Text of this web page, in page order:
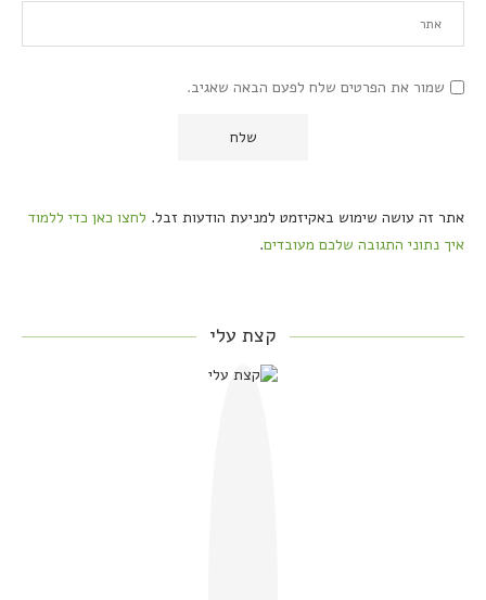
שמור את הפרטים שלח לפעם הבאה שאגיב.
אתר זה עושה שימוש באקיזמט למניעת הודעות זבל. לחצו כאן כדי ללמוד
איך נתוני התגובה שלכם מעובדים.
קצת עלי